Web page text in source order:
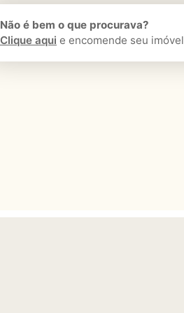
Não é bem o que procurava?
Clique aqui e encomende seu imóvel